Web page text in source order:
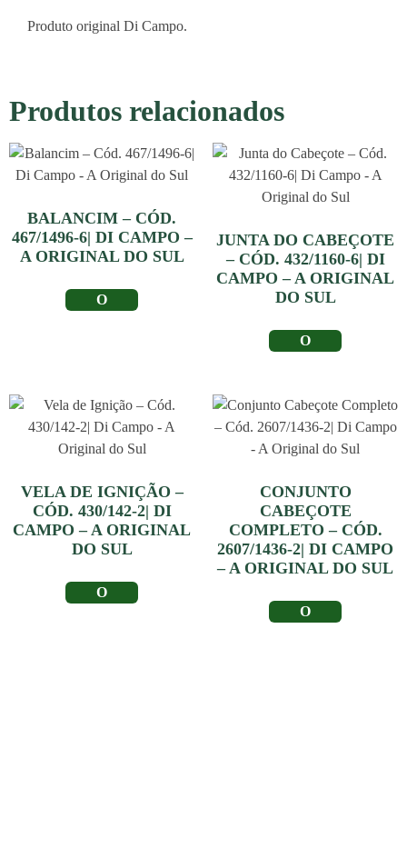
Produto original Di Campo.
Produtos relacionados
BALANCIM – CÓD.
467/1496-6| DI CAMPO –
A ORIGINAL DO SUL
LER MAIS
JUNTA DO CABEÇOTE
– CÓD. 432/1160-6| DI
CAMPO – A ORIGINAL
DO SUL
LER MAIS
VELA DE IGNIÇÃO –
CÓD. 430/142-2| DI
CAMPO – A ORIGINAL
DO SUL
LER MAIS
CONJUNTO
CABEÇOTE
COMPLETO – CÓD.
2607/1436-2| DI CAMPO
– A ORIGINAL DO SUL
LER MAIS